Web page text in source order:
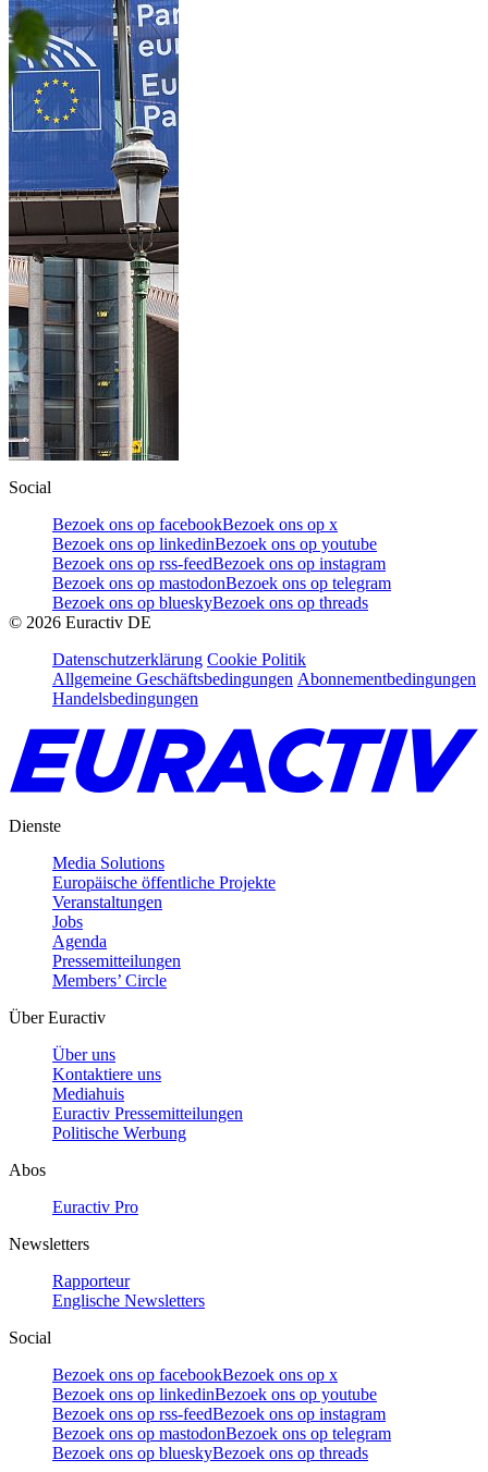
Social
Bezoek ons op facebookBezoek ons op x
Bezoek ons op linkedinBezoek ons op youtube
Bezoek ons op rss-feedBezoek ons op instagram
Bezoek ons op mastodonBezoek ons op telegram
Bezoek ons op blueskyBezoek ons op threads
© 2026 Euractiv DE
Datenschutzerklärung Cookie Politik
Allgemeine Geschäftsbedingungen Abonnementbedingungen
Handelsbedingungen
Dienste
Media Solutions
Europäische öffentliche Projekte
Veranstaltungen
Jobs
Agenda
Pressemitteilungen
Members’ Circle
Über Euractiv
Über uns
Kontaktiere uns
Mediahuis
Euractiv Pressemitteilungen
Politische Werbung
Abos
Euractiv Pro
Newsletters
Rapporteur
Englische Newsletters
Social
Bezoek ons op facebookBezoek ons op x
Bezoek ons op linkedinBezoek ons op youtube
Bezoek ons op rss-feedBezoek ons op instagram
Bezoek ons op mastodonBezoek ons op telegram
Bezoek ons op blueskyBezoek ons op threads